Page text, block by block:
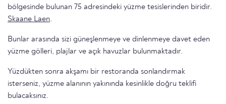
bölgesinde bulunan 75 adresindeki yüzme tesislerinden biridir.
Skaane Laen.
Bunlar arasında sizi güneşlenmeye ve dinlenmeye davet eden
yüzme gölleri, plajlar ve açık havuzlar bulunmaktadır.
Yüzdükten sonra akşamı bir restoranda sonlandırmak
isterseniz, yüzme alanının yakınında kesinlikle doğru teklifi
bulacaksınız.